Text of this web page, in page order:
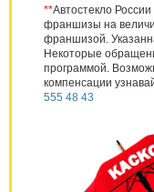
**Автостекло
франшизы на
франшизой.
Некоторые
программой.
компенсации
555 48 43